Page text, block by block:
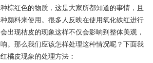
红色的物质，这是大家所都知道的事情，且
颜料来使用。很多人反映在使用氧化铁红进行
出现桔皮的现象这样不仅会影响到整体美观，
。那么我们应该怎样处理这种情况呢？下面我
橘皮现象的处理方法：